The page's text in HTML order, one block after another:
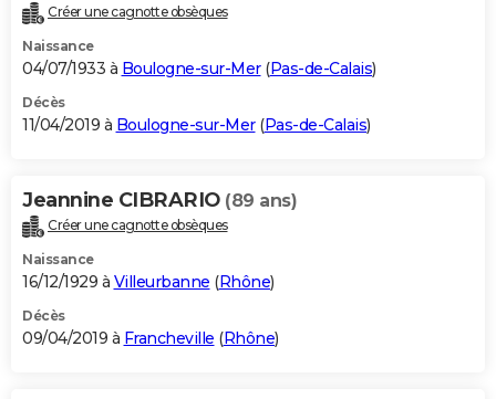
Créer une cagnotte obsèques
Naissance
04/07/1933 à Boulogne-sur-Mer(Pas-de-Calais)
Décès
11/04/2019 à Boulogne-sur-Mer(Pas-de-Calais)
Jeannine CIBRARIO (89 ans)
Créer une cagnotte obsèques
Naissance
16/12/1929 à Villeurbanne (Rhône)
Décès
09/04/2019 à Francheville (Rhône)